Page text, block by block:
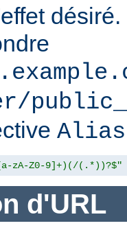
zA-Z0-9]+)(/(.*))?$"
d'URL